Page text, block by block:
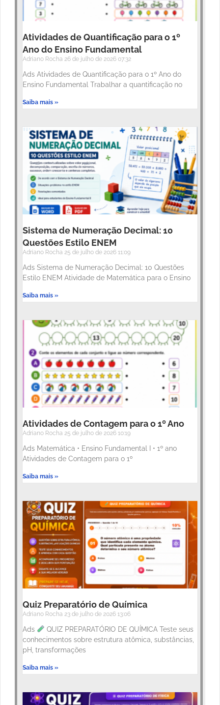
Atividades de Quantificação para o 1º
Ano do Ensino Fundamental
Adriano Rocha 26 de julho de 2026 07:32
Ads Atividades de Quantificação para o 1º Ano do
Ensino Fundamental Trabalhar a quantificação no
Saiba mais »
Sistema de Numeração Decimal: 10
Questões Estilo ENEM
Adriano Rocha 25 de julho de 2026 11:09
Ads Sistema de Numeração Decimal: 10 Questões
Estilo ENEM Atividade de Matemática para o Ensino
Saiba mais »
Atividades de Contagem para o 1º Ano
Adriano Rocha 25 de julho de 2026 10:19
Ads Matemática • Ensino Fundamental I • 1º ano
Atividades de Contagem para o 1º
Saiba mais »
Quiz Preparatório de Química
Adriano Rocha 23 de julho de 2026 13:06
Ads
QUIZ PREPARATÓRIO DE QUÍMICA Teste seus
conhecimentos sobre estrutura atômica, substâncias,
pH, transformações
Saiba mais »